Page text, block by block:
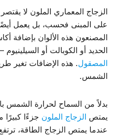
الزجاج المعماري الملون لا
على المبنى فحسب، بل يعمل
المصنعون هذه الألوان بإضافة
الحديد أو الكوبالت أو
المصقول. هذه الإضافات تغير
الشمس.
بدلاً من السماح لحرارة الشمس
يمتص الزجاج الملون جزءًا
عندما يمتص الزجاج الطاقة،